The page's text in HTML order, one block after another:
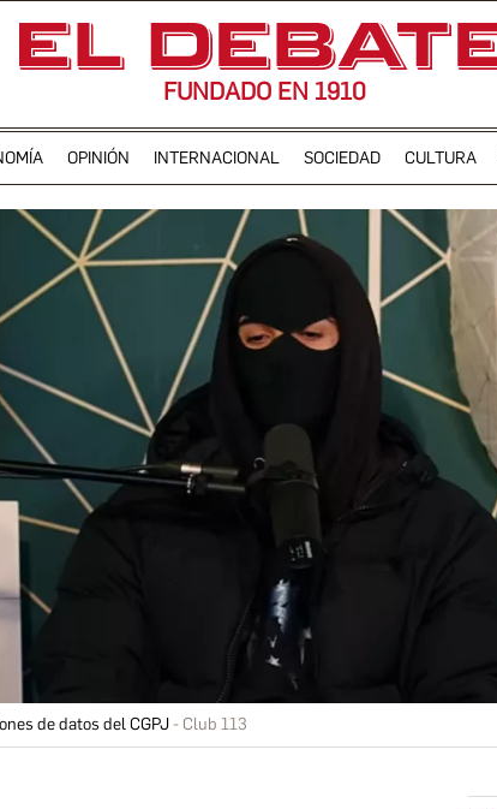
FUNDADO EN 1910
OPINIÓN INTERNACIONAL SOCIEDAD CULTURA
de datos del CGPJ Club 113